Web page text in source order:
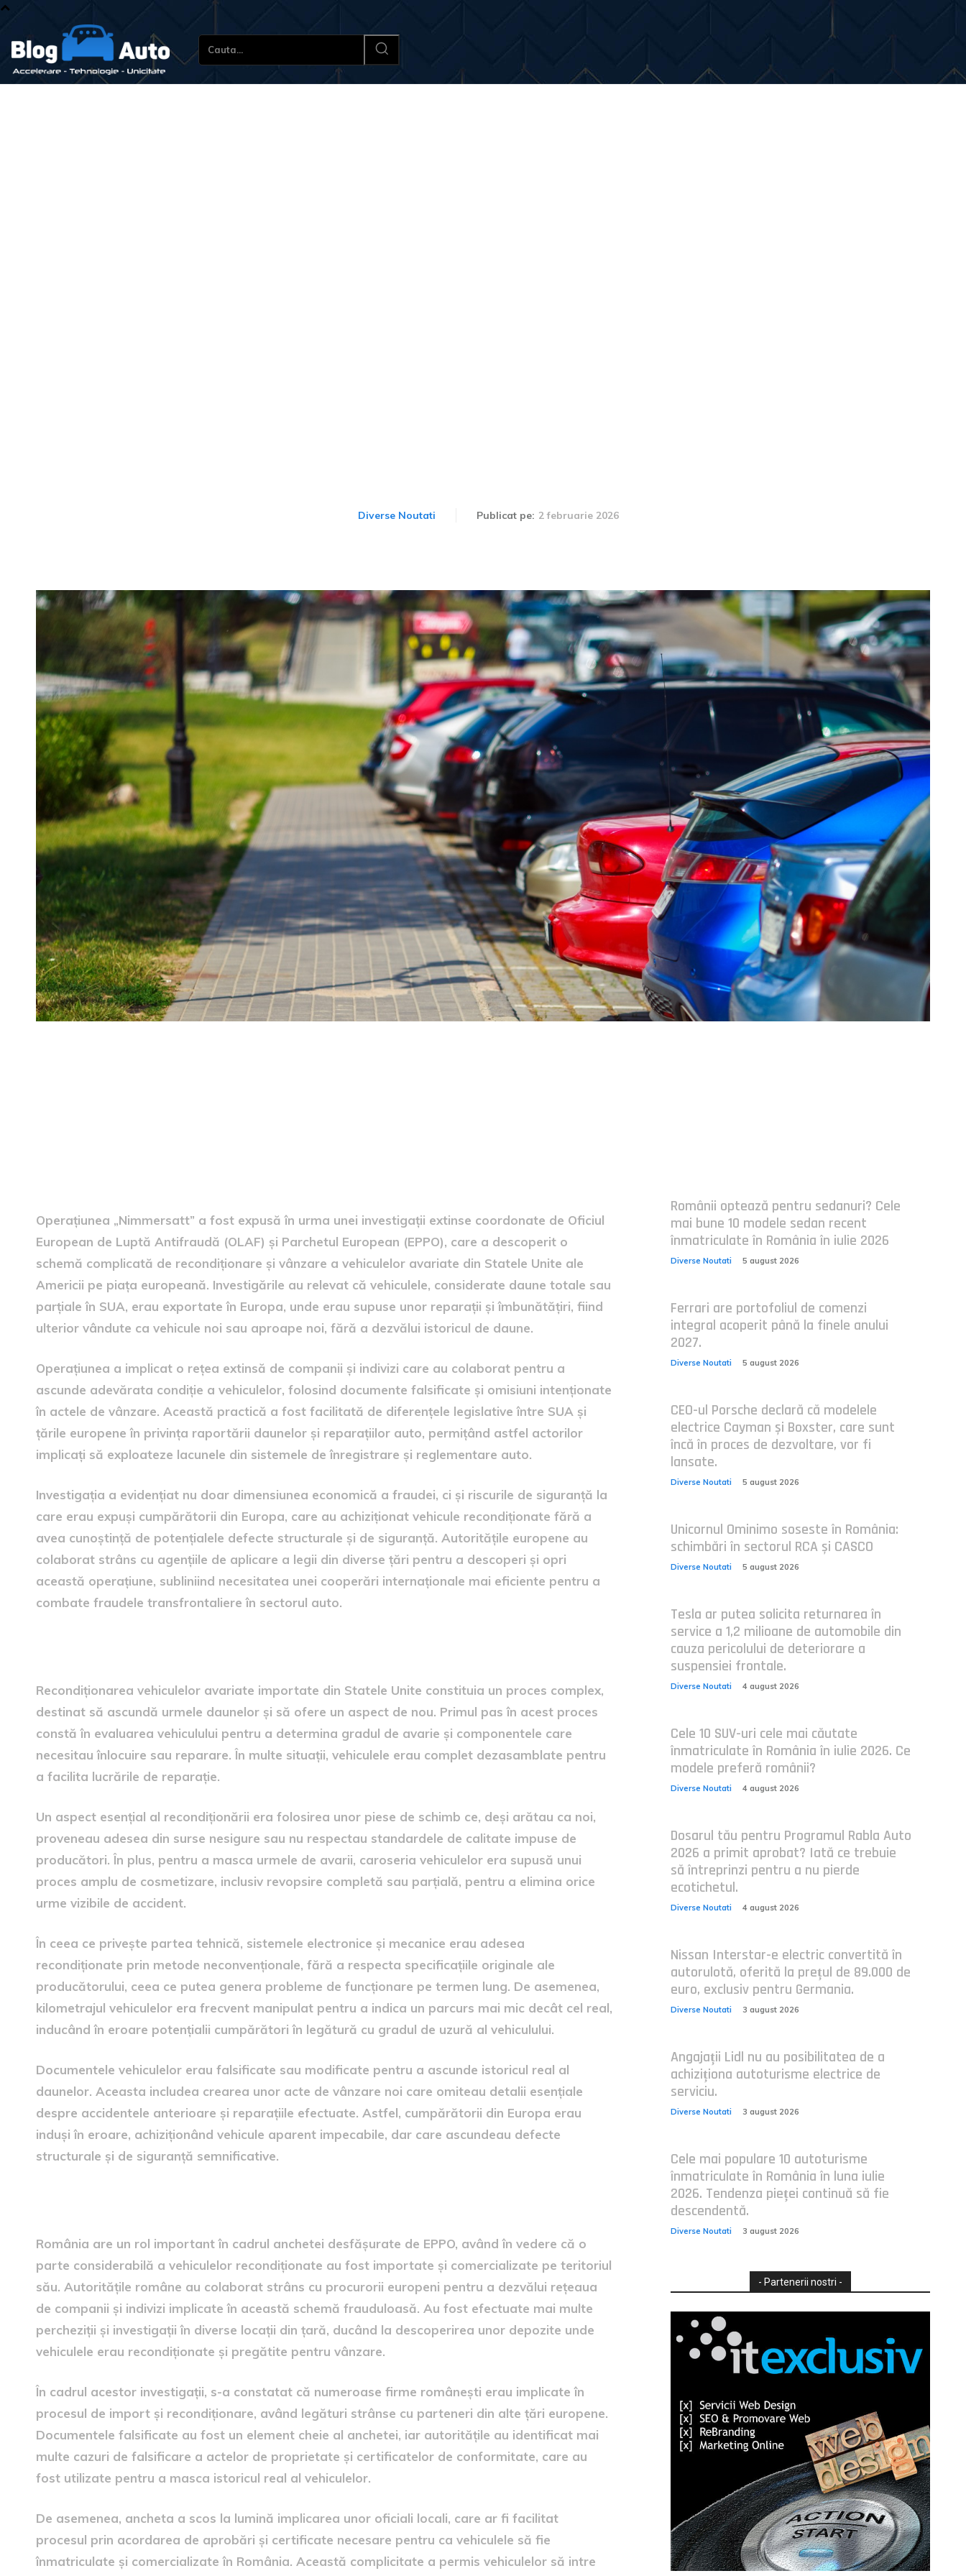
Cauta...
Diverse Noutati Publicat pe: 2 februarie 2026
Operațiunea „Nimmersatt” a fost expusă în urma unei investigații extinse coordonate de Oficiul
European de Luptă Antifraudă (OLAF) și Parchetul European (EPPO), care a descoperit o
schemă complicată de recondiționare și vânzare a vehiculelor avariate din Statele Unite ale
Americii pe piața europeană. Investigările au relevat că vehiculele, considerate daune totale sau
parțiale în SUA, erau exportate în Europa, unde erau supuse unor reparații și îmbunătățiri, fiind
ulterior vândute ca vehicule noi sau aproape noi, fără a dezvălui istoricul de daune.
Operațiunea a implicat o rețea extinsă de companii și indivizi care au colaborat pentru a
ascunde adevărata condiție a vehiculelor, folosind documente falsificate și omisiuni intenționate
în actele de vânzare. Această practică a fost facilitată de diferențele legislative între SUA și
țările europene în privința raportării daunelor și reparațiilor auto, permițând astfel actorilor
implicați să exploateze lacunele din sistemele de înregistrare și reglementare auto.
Investigația a evidențiat nu doar dimensiunea economică a fraudei, ci și riscurile de siguranță la
care erau expuși cumpărătorii din Europa, care au achiziționat vehicule recondiționate fără a
avea cunoștință de potențialele defecte structurale și de siguranță. Autoritățile europene au
colaborat strâns cu agențiile de aplicare a legii din diverse țări pentru a descoperi și opri
această operațiune, subliniind necesitatea unei cooperări internaționale mai eficiente pentru a
combate fraudele transfrontaliere în sectorul auto.
Recondiționarea vehiculelor avariate importate din Statele Unite constituia un proces complex,
destinat să ascundă urmele daunelor și să ofere un aspect de nou. Primul pas în acest proces
constă în evaluarea vehiculului pentru a determina gradul de avarie și componentele care
necesitau înlocuire sau reparare. În multe situații, vehiculele erau complet dezasamblate pentru
a facilita lucrările de reparație.
Un aspect esențial al recondiționării era folosirea unor piese de schimb ce, deși arătau ca noi,
proveneau adesea din surse nesigure sau nu respectau standardele de calitate impuse de
producători. În plus, pentru a masca urmele de avarii, caroseria vehiculelor era supusă unui
proces amplu de cosmetizare, inclusiv revopsire completă sau parțială, pentru a elimina orice
urme vizibile de accident.
În ceea ce privește partea tehnică, sistemele electronice și mecanice erau adesea
recondiționate prin metode neconvenționale, fără a respecta specificațiile originale ale
producătorului, ceea ce putea genera probleme de funcționare pe termen lung. De asemenea,
kilometrajul vehiculelor era frecvent manipulat pentru a indica un parcurs mai mic decât cel real,
inducând în eroare potențialii cumpărători în legătură cu gradul de uzură al vehiculului.
Documentele vehiculelor erau falsificate sau modificate pentru a ascunde istoricul real al
daunelor. Aceasta includea crearea unor acte de vânzare noi care omiteau detalii esențiale
despre accidentele anterioare și reparațiile efectuate. Astfel, cumpărătorii din Europa erau
induși în eroare, achiziționând vehicule aparent impecabile, dar care ascundeau defecte
structurale și de siguranță semnificative.
România are un rol important în cadrul anchetei desfășurate de EPPO, având în vedere că o
parte considerabilă a vehiculelor recondiționate au fost importate și comercializate pe teritoriul
său. Autoritățile române au colaborat strâns cu procurorii europeni pentru a dezvălui rețeaua
de companii și indivizi implicate în această schemă frauduloasă. Au fost efectuate mai multe
percheziții și investigații în diverse locații din țară, ducând la descoperirea unor depozite unde
vehiculele erau recondiționate și pregătite pentru vânzare.
În cadrul acestor investigații, s-a constatat că numeroase firme românești erau implicate în
procesul de import și recondiționare, având legături strânse cu parteneri din alte țări europene.
Documentele falsificate au fost un element cheie al anchetei, iar autoritățile au identificat mai
multe cazuri de falsificare a actelor de proprietate și certificatelor de conformitate, care au
fost utilizate pentru a masca istoricul real al vehiculelor.
De asemenea, ancheta a scos la lumină implicarea unor oficiali locali, care ar fi facilitat
procesul prin acordarea de aprobări și certificate necesare pentru ca vehiculele să fie
înmatriculate și comercializate în România. Această complicitate a permis vehiculelor să intre
Românii optează pentru sedanuri? Cele
mai bune 10 modele sedan recent
înmatriculate în România în iulie 2026
Diverse Noutati 5 august 2026
Ferrari are portofoliul de comenzi
integral acoperit până la finele anului
2027.
Diverse Noutati 5 august 2026
CEO-ul Porsche declară că modelele
electrice Cayman și Boxster, care sunt
încă în proces de dezvoltare, vor fi
lansate.
Diverse Noutati 5 august 2026
Unicornul Ominimo soseste în România:
schimbări în sectorul RCA și CASCO
Diverse Noutati 5 august 2026
Tesla ar putea solicita returnarea în
service a 1,2 milioane de automobile din
cauza pericolului de deteriorare a
suspensiei frontale.
Diverse Noutati 4 august 2026
Cele 10 SUV-uri cele mai căutate
înmatriculate în România în iulie 2026. Ce
modele preferă românii?
Diverse Noutati 4 august 2026
Dosarul tău pentru Programul Rabla Auto
2026 a primit aprobat? Iată ce trebuie
să întreprinzi pentru a nu pierde
ecotichetul.
Diverse Noutati 4 august 2026
Nissan Interstar-e electric convertită în
autorulotă, oferită la prețul de 89.000 de
euro, exclusiv pentru Germania.
Diverse Noutati 3 august 2026
Angajații Lidl nu au posibilitatea de a
achiziționa autoturisme electrice de
serviciu.
Diverse Noutati 3 august 2026
Cele mai populare 10 autoturisme
înmatriculate în România în luna iulie
2026. Tendenza pieței continuă să fie
descendentă.
Diverse Noutati 3 august 2026
- Partenerii nostri -